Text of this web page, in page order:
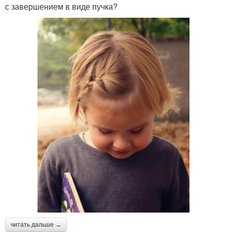
с завершением в виде пучка?
читать дальше →